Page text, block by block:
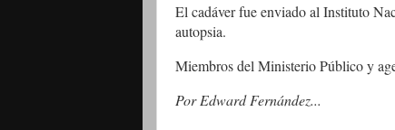
El cadáver fue enviado al Instituto
autopsia.
Miembros del Ministerio Público y
Por Edward Fernández...